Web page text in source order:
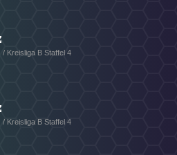
/ Kreisliga B Staffel 4
/ Kreisliga B Staffel 4